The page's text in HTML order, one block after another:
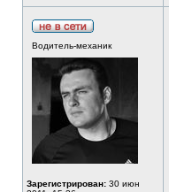
Водитель-механик
Зарегистрирован: 30 июн